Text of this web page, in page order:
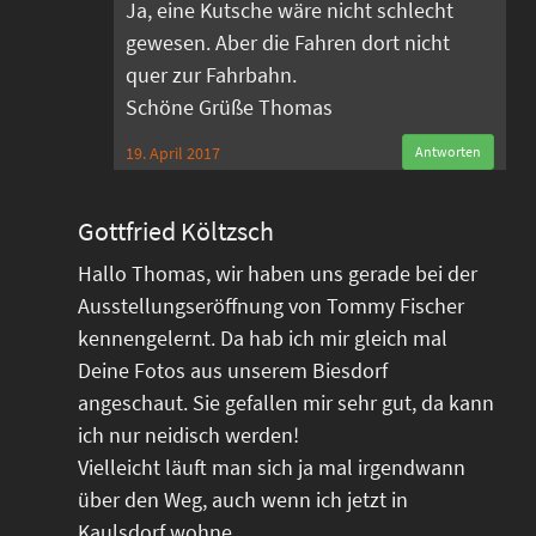
Ja, eine Kutsche wäre nicht schlecht
gewesen. Aber die Fahren dort nicht
quer zur Fahrbahn.
Schöne Grüße Thomas
19. April 2017 Antworten
Gottfried Költzsch
Hallo Thomas, wir haben uns gerade bei der
Ausstellungseröffnung von Tommy Fischer
kennengelernt. Da hab ich mir gleich mal
Deine Fotos aus unserem Biesdorf
angeschaut. Sie gefallen mir sehr gut, da kann
ich nur neidisch werden!
Vielleicht läuft man sich ja mal irgendwann
über den Weg, auch wenn ich jetzt in